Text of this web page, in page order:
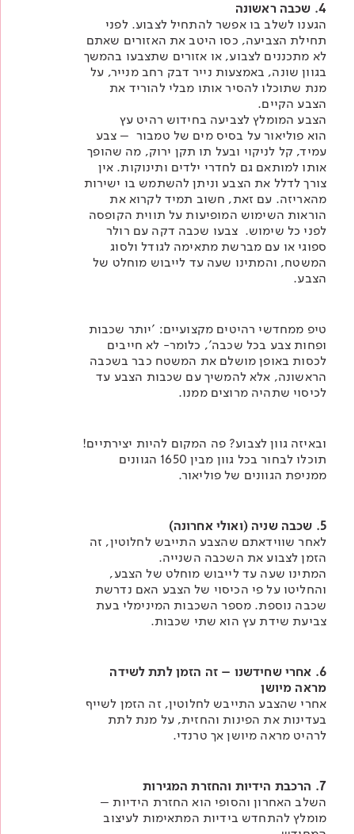
4. שכבה ראשונה
הגענו לשלב בו אפשר להתחיל לצבוע. לפני
תחילת הצביעה, כסו היטב את האזורים שאתם
לא מתכננים לצבוע, או אזורים שתצבעו בהמשך
בגוון שונה, באמצעות נייר דבק רחב מנייר, על
מנת שתוכלו להסיר אותו מבלי להוריד את
הצבע הקיים.​
הצבע המומלץ לצביעה בחידוש רהיט עץ
הוא פוליאור על בסיס מים של טמבור – צבע
עמיד, קל לניקוי ובעל תו תקן ירוק, מה שהופך
אותו למותאם גם לחדרי ילדים ותינוקות. אין
צורך לדלל את הצבע וניתן להשתמש בו ישירות
מהאריזה. עם זאת, חשוב תמיד לקרוא את
הוראות השימוש המופיעות על תווית הקופסה
לפני כל שימוש. צבעו שכבה דקה עם רולר
ספוגי או עם מברשת מתאימה לגודל ולסוג
המשטח, והמתינו שעה עד לייבוש מוחלט של
הצבע.
טיפ ממחדשי רהיטים מקצועיים: 'יותר שכבות
ופחות צבע בכל שכבה', כלומר- לא חייבים
לכסות באופן מושלם את המשטח כבר בשכבה
הראשונה, אלא להמשיך עם שכבות הצבע עד
לכיסוי שתהיה מרוצים ממנו.
ובאיזה גוון לצבוע? פה המקום להיות יצירתיים!
תוכלו לבחור בכל גוון מבין 1650 הגוונים
ממניפת הגוונים של פוליאור.
5. שכבה שניה (ואולי אחרונה)
לאחר שווידאתם שהצבע התייבש לחלוטין, זה
הזמן לצבוע את השכבה השנייה.
המתינו שעה עד לייבוש מוחלט של הצבע,
והחליטו על פי הכיסוי של הצבע האם נדרשת
שכבה נוספת. מספר השכבות המינימלי בעת
צביעת שידת עץ הוא שתי שכבות.
6. אחרי שחידשנו – זה הזמן לתת לשידה
מראה מיושן
אחרי שהצבע התייבש לחלוטין, זה הזמן לשייף
בעדינות את הפינות והחזית, על מנת לתת
לרהיט מראה מיושן אך טרנדי.​
7. הרכבת הידיות והחזרת המגירות
השלב האחרון והסופי הוא החזרת הידיות –
מומלץ להתחדש בידיות המתאימות לעיצוב